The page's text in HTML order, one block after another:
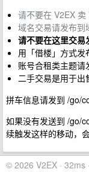
请不要在 V2EX 卖
域名交易请发布到
请不要在这里交易
用「借楼」方式
账号合租类主题请
二手交易是用于出
拼车信息请发到 /go/
如果没有发送到 /go/
续触发这样的移动，
© 2026 V2EX · 32ms